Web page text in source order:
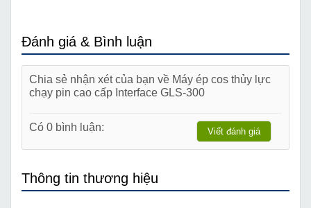
Đánh giá & Bình luận
Chia sẻ nhận xét của bạn về Máy ép cos thủy lực
chạy pin cao cấp Interface GLS-300
Có 0 bình luận: Viết đánh giá
Thông tin thương hiệu